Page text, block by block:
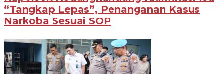
“Tangkap Lepas”, Penanganan Kasus
Narkoba Sesuai SOP